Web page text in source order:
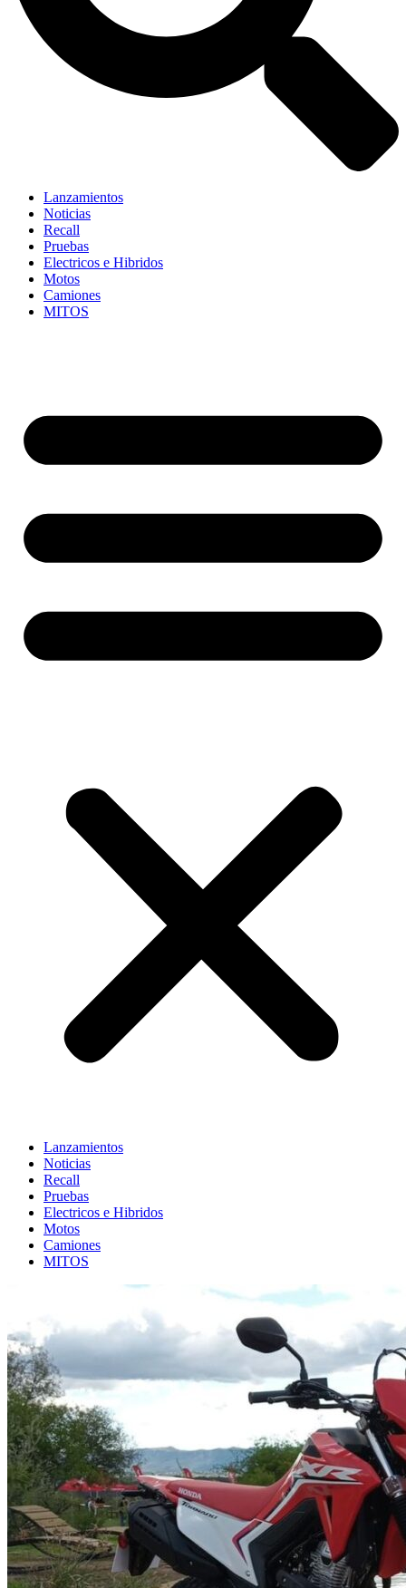
Lanzamientos
Noticias
Recall
Pruebas
Electricos e Hibridos
Motos
Camiones
MITOS
Lanzamientos
Noticias
Recall
Pruebas
Electricos e Hibridos
Motos
Camiones
MITOS